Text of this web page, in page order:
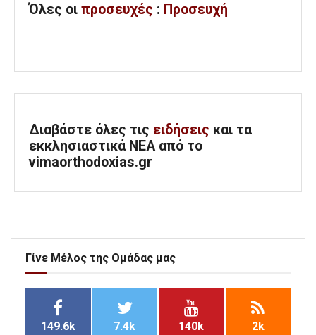
Όλες οι προσευχές : Προσευχή
Διαβάστε όλες τις ειδήσεις και τα
εκκλησιαστικά ΝΕΑ από το
vimaorthodoxias.gr
Γίνε Μέλος της Ομάδας μας
149.6k 7.4k 140k 2k